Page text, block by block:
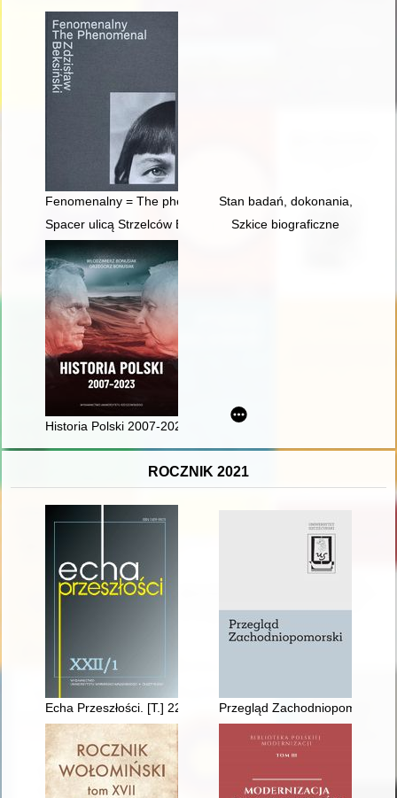
Fenomenalny = The phenomenal Zdzisław Beksiński
Stan badań, dokonania,
Spacer ulicą Strzelców Bytomskich w Opolu
Szkice biograficzne
Historia Polski 2007-2023
ROCZNIK 2021
Echa Przeszłości. [T.] 22, nr 1 (2021)Przegląd Zachodniopomorski.